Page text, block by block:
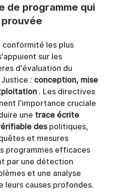
de programme qui
conformité les plus
sur les
d'évaluation du
: conception, mise
. Les directives
l'importance cruciale
une trace écrite
des politiques,
et mesures
programmes efficaces
par une détection
et une analyse
leurs causes profondes.